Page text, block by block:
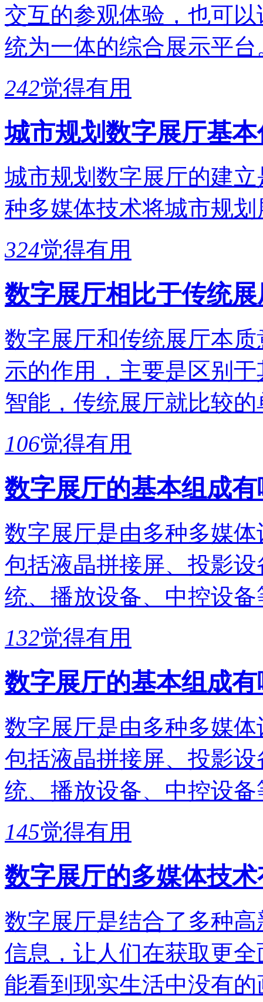
交互的参观体验，也可
统为一体的综合展示平台
242觉得有用
城市规划数字展厅基
城市规划数字展厅的建
种多媒体技术将城市规
324觉得有用
数字展厅相比于传统
数字展厅和传统展厅本
示的作用，主要是区别
智能，传统展厅就比较的
106觉得有用
数字展厅的基本组成
数字展厅是由多种多媒
包括液晶拼接屏、投影
统、播放设备、中控设备
132觉得有用
数字展厅的基本组成
数字展厅是由多种多媒
包括液晶拼接屏、投影
统、播放设备、中控设备
145觉得有用
数字展厅的多媒体技
数字展厅是结合了多种
信息，让人们在获取更
能看到现实生活中没有的